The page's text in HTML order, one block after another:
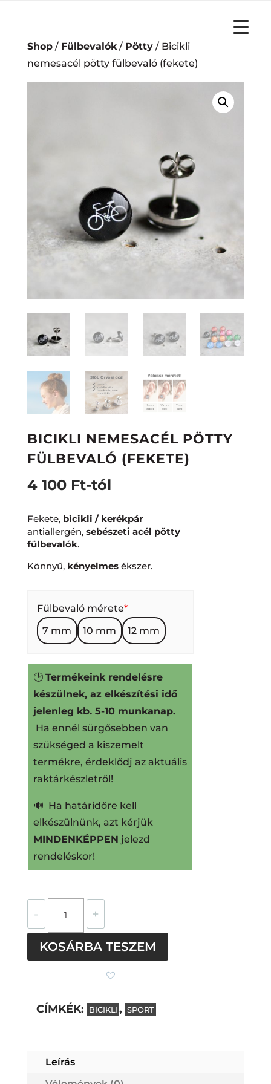
Shop/ Fülbevalók/ Pötty/ Bicikli
nemesacél pötty fülbevaló (fekete)
BICIKLI NEMESACÉL PÖTTY
FÜLBEVALÓ (FEKETE)
4 100 Ft-tól
Fekete, bicikli / kerékpár
antiallergén, sebészeti acél pötty
fülbevalók.
Könnyű, kényelmesékszer.
*
Fülbevaló mérete
7 mm
10 mm 12 mm
🕒 Termékeink rendelésre
készülnek, az elkészítési idő
jelenleg kb. 5-10 munkanap.
Ha ennél sürgősebben van
szükséged a kiszemelt
termékre, érdeklődj az aktuális
raktárkészletről!
🔊 Ha határidőre kell
elkészülnünk, azt kérjük
MINDENKÉPPEN jelezd
rendeléskor!
-
pötty
+
KOSÁRBA TESZEM
CÍMKÉK: BICIKLI , SPORT
Leírás
YOUR CART
Subtotal